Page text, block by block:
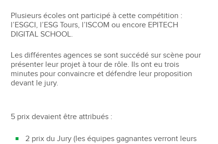
Plusieurs écoles ont participé à cette compétition :
l’ESGCI, l’ESG Tours, l’ISCOM ou encore EPITECH
DIGITAL SCHOOL.
Les différentes agences se sont succédé sur scène pour
présenter leur projet à tour de rôle. Ils ont eu trois
minutes pour convaincre et défendre leur proposition
devant le jury.
5 prix devaient être attribués :
2 prix du Jury (les équipes gagnantes verront leurs